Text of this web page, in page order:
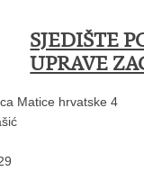
SJEDIŠTE
UPRAVE
Matice hrvatske 4